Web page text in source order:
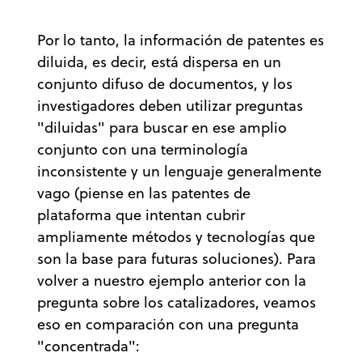
Por lo tanto, la información de patentes es
diluida, es decir, está dispersa en un
conjunto difuso de documentos, y los
investigadores deben utilizar preguntas
"diluidas" para buscar en ese amplio
conjunto con una terminología
inconsistente y un lenguaje generalmente
vago (piense en las patentes de
plataforma que intentan cubrir
ampliamente métodos y tecnologías que
son la base para futuras soluciones). Para
volver a nuestro ejemplo anterior con la
pregunta sobre los catalizadores, veamos
eso en comparación con una pregunta
"concentrada":